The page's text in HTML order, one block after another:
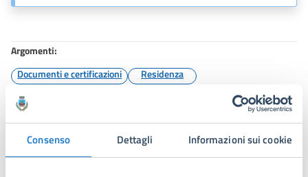
Consenso Dettagli Informazioni sui cookie
Argomenti:
Documenti e certificazioni
Residenza
Procedure collegate all'esito
La comunicazione di avvio del procedimento, prevista